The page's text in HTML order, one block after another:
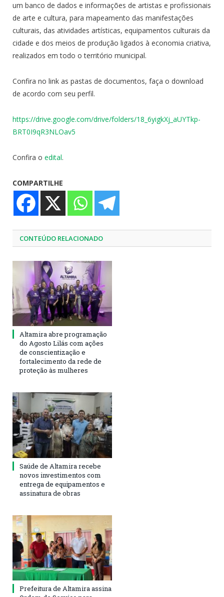
um banco de dados e informações de artistas e profissionais
de arte e cultura, para mapeamento das manifestações
culturais, das atividades artísticas, equipamentos culturais da
cidade e dos meios de produção ligados à economia criativa,
realizados em todo o território municipal.
Confira no link as pastas de documentos, faça o download
de acordo com seu perfil.
https://drive.google.com/drive/folders/18_6yigkXj_aUYTkp-
BRT0I9qR3NLOav5
Confira o edital.
COMPARTILHE
CONTEÚDO RELACIONADO
Altamira abre programação
do Agosto Lilás com ações
de conscientização e
fortalecimento da rede de
proteção às mulheres
Saúde de Altamira recebe
novos investimentos com
entrega de equipamentos e
assinatura de obras
Prefeitura de Altamira assina